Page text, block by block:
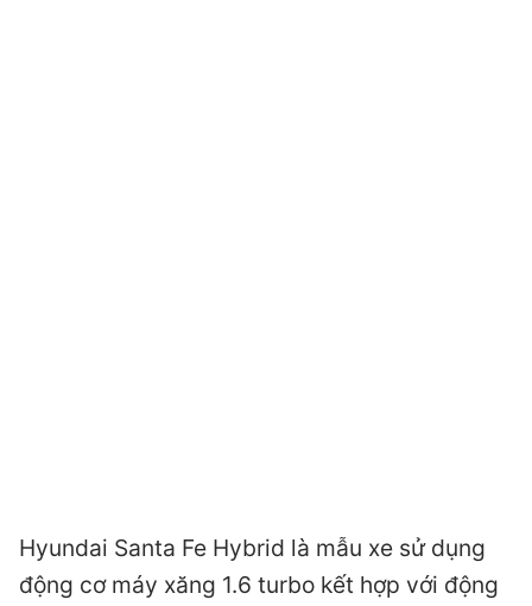
Hyundai Santa Fe Hybrid là mẫu xe sử dụng
động cơ máy xăng 1.6 turbo kết hợp với động